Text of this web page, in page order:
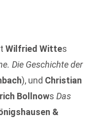
Wilfried Wittes
Die Geschichte der
), und Christian
Bollnows Das
&